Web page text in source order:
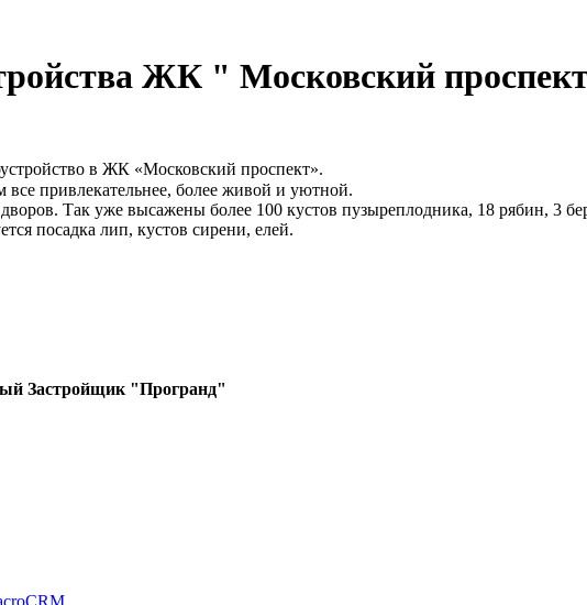
ЖК " Московский
в ЖК «Московский проспект». ⠀
привлекательнее, более живой и уютной. ⁣⁣⠀
⁣Так уже высажены более 100 кустов пузыреплодника, 18 рябин, 3
посадка лип, кустов сирени, елей.
Застройщик "Програнд"